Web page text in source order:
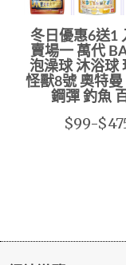
冬日優惠6送1
賣場一 萬代
泡澡球 沐浴球
怪獸8號 奧特曼
鋼彈 釣魚
$99-